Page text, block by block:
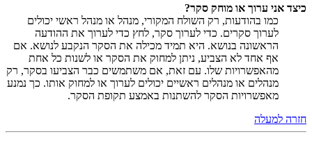
כיצד אני ערוך או מוחק סקר?
כמו בהודעות, רק השולח המקורי, מנהל או מנהל ראשי יכולים
לערוך סקרים. כדי לערוך סקר, לחץ כדי לערוך את ההודעה
הראשונה בנושא. היא תמיד מכילה את הסקר הנקבע לנושא. אם
אף אחד לא הצביע, ניתן למחוק את הסקר או לשנות כל אחת
מהאפשרויות שלו. עם זאת, אם משתמשים כבר הצביעו בסקר, רק
מנהלים או מנהלים ראשיים יכולים לערוך או למחוק אותו. כך נמנע
מאפשרויות הסקר להשתנות באמצע תקופת הסקר.
חזרה למעלה